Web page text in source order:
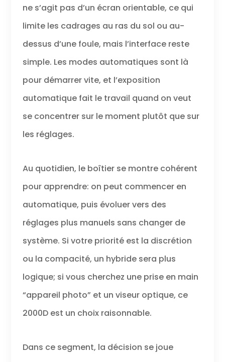
automatique
précise, au viseur
prise de vue en
images par
seconde et au
processeur
d'image DIGIC 4,
facilement
l'écran LCD de
7,5 cm ou
Fi et NFC
livraison : boîtier
noir EOS 2000D ;
EF-S 18-55 mm
F3.5-5.6 III ;
Å“illeton EF ;
couvercle de
photo R-F-3 ;
sangle EW-400D ;
cble
ne s’agit pas d’un écran orientable, ce qui
limite les cadrages au ras du sol ou au-
dessus d’une foule, mais l’interface reste
simple. Les modes automatiques sont là
pour démarrer vite, et l’exposition
automatique fait le travail quand on veut
se concentrer sur le moment plutôt que sur
les réglages.
Au quotidien, le boîtier se montre cohérent
pour apprendre: on peut commencer en
automatique, puis évoluer vers des
réglages plus manuels sans changer de
système. Si votre priorité est la discrétion
ou la compacité, un hybride sera plus
logique; si vous cherchez une prise en main
“appareil photo” et un viseur optique, ce
2000D est un choix raisonnable.
Dans ce segment, la décision se joue